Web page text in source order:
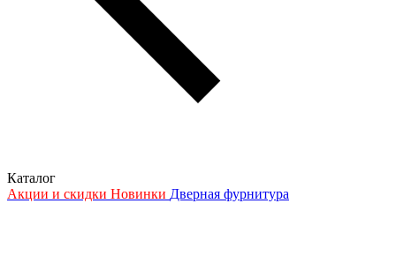
Каталог
Акции и скидки Новинки Дверная фурнитура